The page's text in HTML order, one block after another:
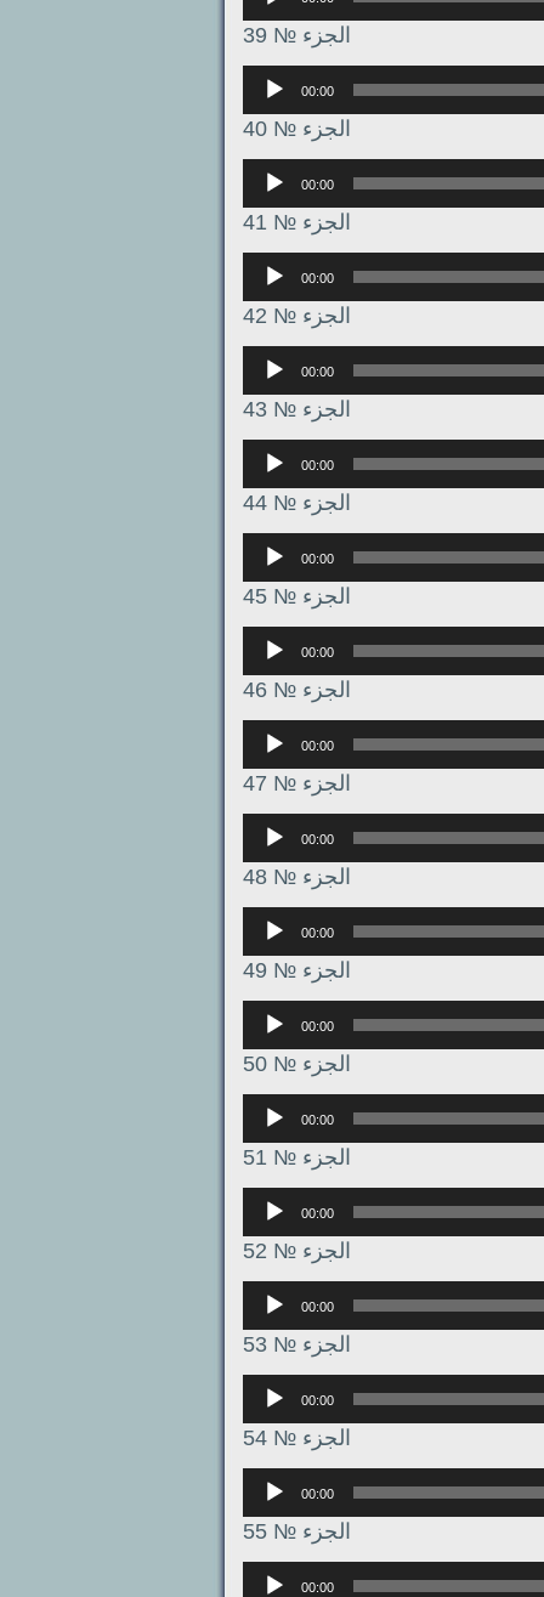
الجزء № 39
Аудиоплеер
00:00
الجزء № 40
Аудиоплеер
00:00
الجزء № 41
Аудиоплеер
00:00
الجزء № 42
Аудиоплеер
00:00
الجزء № 43
Аудиоплеер
00:00
الجزء № 44
Аудиоплеер
00:00
الجزء № 45
Аудиоплеер
00:00
الجزء № 46
Аудиоплеер
00:00
الجزء № 47
Аудиоплеер
00:00
الجزء № 48
Аудиоплеер
00:00
الجزء № 49
Аудиоплеер
00:00
الجزء № 50
Аудиоплеер
00:00
الجزء № 51
Аудиоплеер
00:00
الجزء № 52
Аудиоплеер
00:00
الجزء № 53
Аудиоплеер
00:00
الجزء № 54
Аудиоплеер
00:00
الجزء № 55
Аудиоплеер
00:00